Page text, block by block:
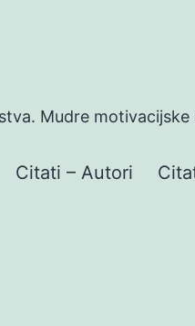
Mudre motivacijske
Citati – Autori